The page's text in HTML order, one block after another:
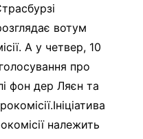
вотум
А у четвер, 10
про
фон дер Ляєн та
належить